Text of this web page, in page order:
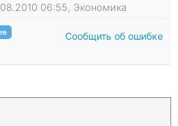
06:55, Экономика
Сообщить об ошибке